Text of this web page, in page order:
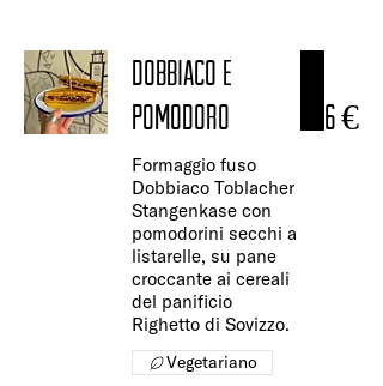
DOBBIACO E
POMODORO
Formaggio fuso
Dobbiaco Toblacher
Stangenkase con
pomodorini secchi a
listarelle, su pane
croccante ai cereali
del panificio
Righetto di Sovizzo.
6 €
Vegetariano